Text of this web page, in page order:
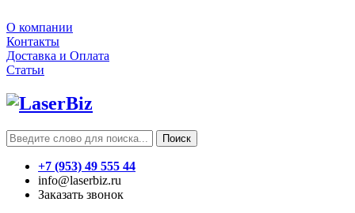
О компании
Контакты
Доставка и Оплата
Статьи
Поиск
+7 (953) 49 555 44
info@laserbiz.ru
Заказать звонок